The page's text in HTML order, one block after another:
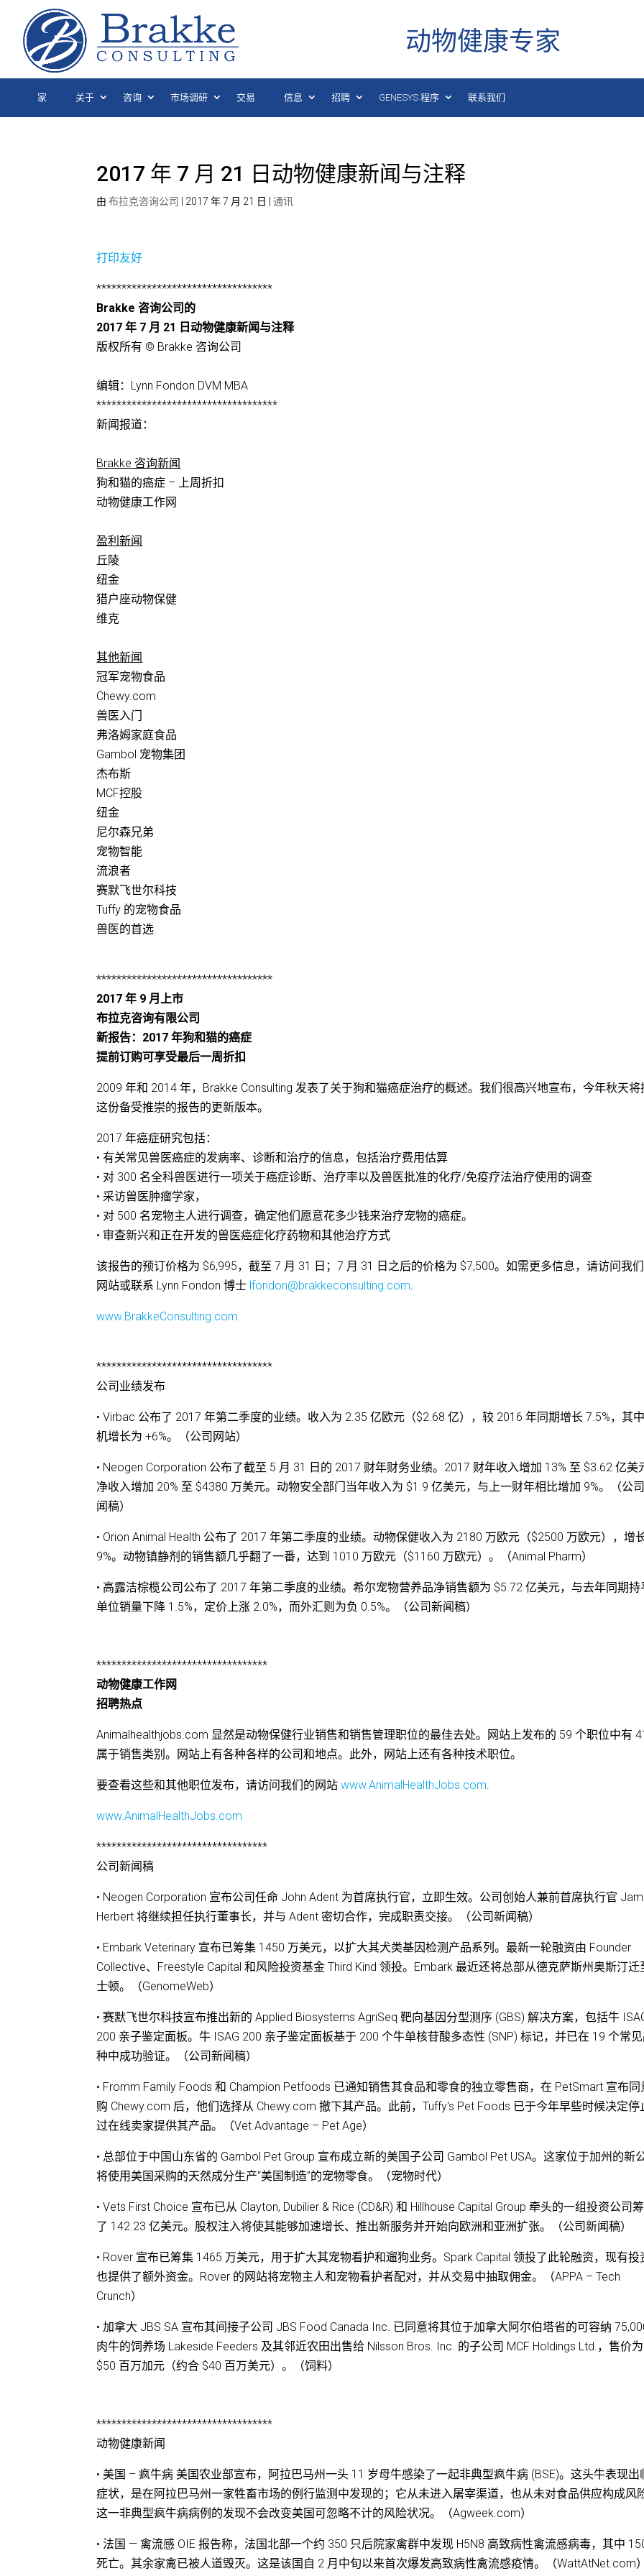
动物健康专家
家 关于 咨询 市场调研 交易 信息 招聘 GENESYS 程序 联系我们
2017 年 7 月 21 日动物健康新闻与注释
由布拉克咨询公司 2017 年 7 月 21 日 |通讯
打印友好
***********************************
Brakke 咨询公司的
2017 年 7 月 21 日动物健康新闻与注释
版权所有 © Brakke 咨询公司
编辑：Lynn Fondon DVM MBA
************************************
新闻报道：
Brakke 咨询新闻
狗和猫的癌症 – 上周折扣
动物健康工作网
盈利新闻
丘陵
纽金
猎户座动物保健
维克
其他新闻
冠军宠物食品
Chewy.com
兽医入门
弗洛姆家庭食品
Gambol 宠物集团
杰布斯
MCF控股
纽金
尼尔森兄弟
宠物智能
流浪者
赛默飞世尔科技
Tuffy 的宠物食品
兽医的首选
***********************************
2017 年 9 月上市
布拉克咨询有限公司
新报告：2017 年狗和猫的癌症
提前订购可享受最后一周折扣
2009 年和 2014 年，Brakke Consulting 发表了关于狗和猫癌症治疗的概述。我们很高兴地宣布，今年秋天将
这份备受推崇的报告的更新版本。
2017 年癌症研究包括：
• 有关常见兽医癌症的发病率、诊断和治疗的信息，包括治疗费用估算
• 对 300 名全科兽医进行一项关于癌症诊断、治疗率以及兽医批准的化疗/免疫疗法治疗使用的调查
• 采访兽医肿瘤学家，
• 对 500 名宠物主人进行调查，确定他们愿意花多少钱来治疗宠物的癌症。
• 审查新兴和正在开发的兽医癌症化疗药物和其他治疗方式
该报告的预订价格为 $6,995，截至 7 月 31 日；7 月 31 日之后的价格为 $7,500。如需更多信息，请访问我
网站或联系 Lynn Fondon 博士 lfondon@brakkeconsulting.com.
www.BrakkeConsulting.com
***********************************
公司业绩发布
• Virbac 公布了 2017 年第二季度的业绩。收入为 2.35 亿欧元（$2.68 亿），较 2016 年同期增长 7.5%，其
机增长为 +6%。（公司网站）
• Neogen Corporation 公布了截至 5 月 31 日的 2017 财年财务业绩。2017 财年收入增加 13% 至 $3.62 亿美
净收入增加 20% 至 $4380 万美元。动物安全部门当年收入为 $1.9 亿美元，与上一财年相比增加 9%。（公
闻稿）
• Orion Animal Health 公布了 2017 年第二季度的业绩。动物保健收入为 2180 万欧元（$2500 万欧元），增
9%。动物镇静剂的销售额几乎翻了一番，达到 1010 万欧元（$1160 万欧元）。（Animal Pharm）
• 高露洁棕榄公司公布了 2017 年第二季度的业绩。希尔宠物营养品净销售额为 $5.72 亿美元，与去年同期持
单位销量下降 1.5%，定价上涨 2.0%，而外汇则为负 0.5%。（公司新闻稿）
**********************************
动物健康工作网
招聘热点
Animalhealthjobs.com 显然是动物保健行业销售和销售管理职位的最佳去处。网站上发布的 59 个职位中有
属于销售类别。网站上有各种各样的公司和地点。此外，网站上还有各种技术职位。
要查看这些和其他职位发布，请访问我们的网站www.AnimalHealthJobs.com.
www.AnimalHealthJobs.com
**********************************
公司新闻稿
• Neogen Corporation 宣布公司任命 John Adent 为首席执行官，立即生效。公司创始人兼前首席执行官
Herbert 将继续担任执行董事长，并与 Adent 密切合作，完成职责交接。（公司新闻稿）
• Embark Veterinary 宣布已筹集 1450 万美元，以扩大其犬类基因检测产品系列。最新一轮融资由 Founder
Collective、Freestyle Capital 和风险投资基金 Third Kind 领投。Embark 最近还将总部从德克萨斯州奥斯汀迁
士顿。（GenomeWeb）
• 赛默飞世尔科技宣布推出新的 Applied Biosystems AgriSeq 靶向基因分型测序 (GBS) 解决方案，包括牛
200 亲子鉴定面板。牛 ISAG 200 亲子鉴定面板基于 200 个牛单核苷酸多态性 (SNP) 标记，并已在 19 个常
种中成功验证。（公司新闻稿）
• Fromm Family Foods 和 Champion Petfoods 已通知销售其食品和零食的独立零售商，在 PetSmart 宣布同
购 Chewy.com 后，他们选择从 Chewy.com 撤下其产品。此前，Tuffy's Pet Foods 已于今年早些时候决定停
过在线卖家提供其产品。（Vet Advantage – Pet Age）
• 总部位于中国山东省的 Gambol Pet Group 宣布成立新的美国子公司 Gambol Pet USA。这家位于加州的新
将使用美国采购的天然成分生产“美国制造”的宠物零食。（宠物时代）
• Vets First Choice 宣布已从 Clayton, Dubilier & Rice (CD&R) 和 Hillhouse Capital Group 牵头的一组投资公司
了 142.23 亿美元。股权注入将使其能够加速增长、推出新服务并开始向欧洲和亚洲扩张。（公司新闻稿）
• Rover 宣布已筹集 1465 万美元，用于扩大其宠物看护和遛狗业务。Spark Capital 领投了此轮融资，现有投
也提供了额外资金。Rover 的网站将宠物主人和宠物看护者配对，并从交易中抽取佣金。（APPA – Tech
Crunch）
• 加拿大 JBS SA 宣布其间接子公司 JBS Food Canada Inc. 已同意将其位于加拿大阿尔伯塔省的可容纳
肉牛的饲养场 Lakeside Feeders 及其邻近农田出售给 Nilsson Bros. Inc. 的子公司 MCF Holdings Ltd.，售价为
$50 百万加元（约合 $40 百万美元）。（饲料）
***********************************
动物健康新闻
• 美国 – 疯牛病 美国农业部宣布，阿拉巴马州一头 11 岁母牛感染了一起非典型疯牛病 (BSE)。这头牛表现出
症状，是在阿拉巴马州一家牲畜市场的例行监测中发现的；它从未进入屠宰渠道，也从未对食品供应构成风
这一非典型疯牛病病例的发现不会改变美国可忽略不计的风险状况。（Agweek.com）
• 法国 — 禽流感 OIE 报告称，法国北部一个约 350 只后院家禽群中发现 H5N8 高致病性禽流感病毒，其中
死亡。其余家禽已被人道毁灭。这是该国自 2 月中旬以来首次爆发高致病性禽流感疫情。（WattAtNet.com）